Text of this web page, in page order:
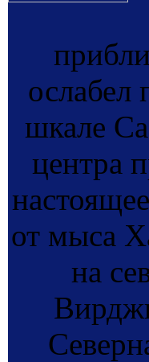
ослабел
шкале
центра
от мыса
на